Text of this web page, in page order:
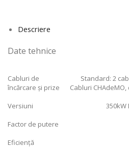
Descriere
Date tehnice
Cabluri de
încărcare și prize
Standard: 2
Cabluri
Versiuni
350kW
Factor de putere
Eficiență